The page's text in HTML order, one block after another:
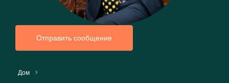
Отправить сообщение
Дом >